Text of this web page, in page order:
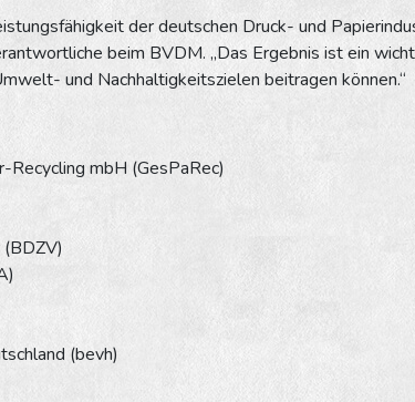
der deutschen Druck- und
beim BVDM. „Das Ergebnis ist ein
und Nachhaltigkeitszielen beitragen können.“
Recycling mbH (GesPaRec)
(bevh)